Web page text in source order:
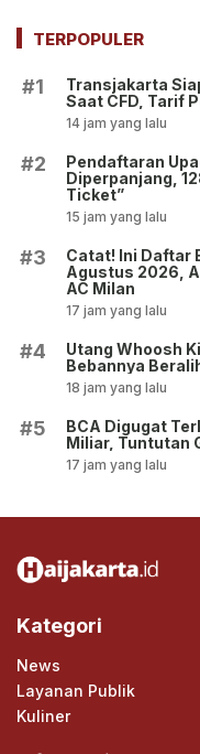
TERPOPULER
#1
Transjakarta
Saat CFD, Tarif
14 jam yang lalu
#2
Pendaftaran
Diperpanjang,
Ticket”
15 jam yang lalu
#3
Catat! Ini Daftar
Agustus 2026,
AC Milan
17 jam yang lalu
#4
Utang Whoosh
Bebannya
18 jam yang lalu
#5
BCA Digugat
Miliar, Tuntutan
17 jam yang lalu
Kategori
News
Layanan Publik
Kuliner